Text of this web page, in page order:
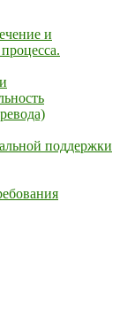
и
поддержки